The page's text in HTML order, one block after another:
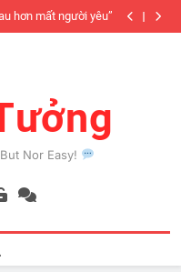
hơn mất người yêu”
Nor Easy!